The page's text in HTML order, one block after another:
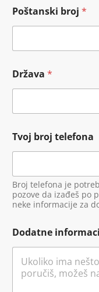
Poštanski broj *
Država *
Tvoj broj telefona
Broj telefona je
pozove da izađeš po
neke informacije za
Dodatne